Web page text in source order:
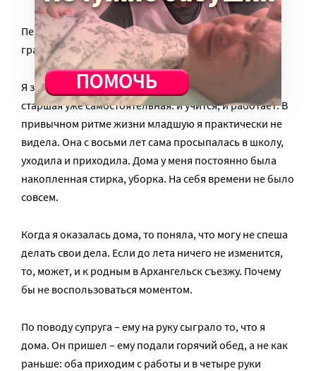
Первое время дома я отсыпалась. Из-за сменного
графика у меня был хронический недосып.
Я замужем, двое детей. Младшей дочке 14 лет, а
старшая уже самостоятельная: и учится, и работает. В
привычном ритме жизни младшую я практически не
видела. Она с восьми лет сама просыпалась в школу,
уходила и приходила. Дома у меня постоянно была
накопленная стирка, уборка. На себя времени не было
совсем.
Когда я оказалась дома, то поняла, что могу не спеша
делать свои дела. Если до лета ничего не изменится,
то, может, и к родным в Архангельск съезжу. Почему
бы не воспользоваться моментом.
По поводу супруга – ему на руку сыграло то, что я
дома. Он пришел – ему подали горячий обед, а не как
раньше: оба приходим с работы и в четыре руки